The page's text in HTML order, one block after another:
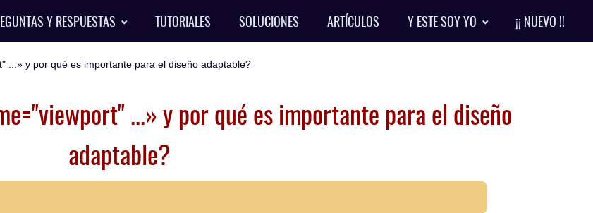
Y RESPUESTAS TUTORIALES SOLUCIONES ARTÍCULOS Y ESTE SOY YO ¡¡ NUEVO !!
...» y por qué es importante para el diseño adaptable?
...» y por qué es importante para el diseño
adaptable?